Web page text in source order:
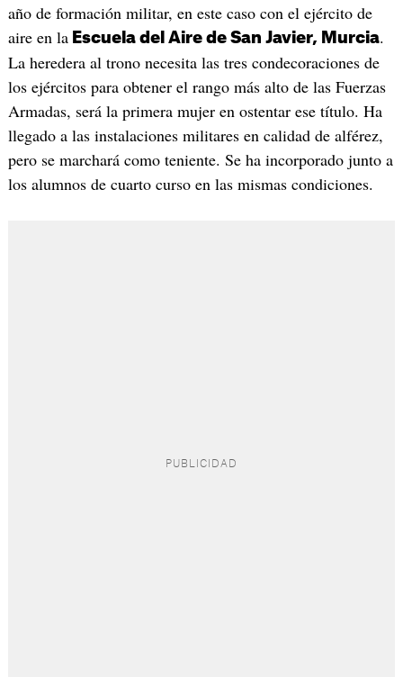
año de formación militar, en este caso con el ejército de
aire en laEscuela del Aire de San Javier, Murcia.
La heredera al trono necesita las tres condecoraciones de
los ejércitos para obtener el rango más alto de las Fuerzas
Armadas, será la primera mujer en ostentar ese título. Ha
llegado a las instalaciones militares en calidad de alférez,
pero se marchará como teniente. Se ha incorporado junto a
los alumnos de cuarto curso en las mismas condiciones.